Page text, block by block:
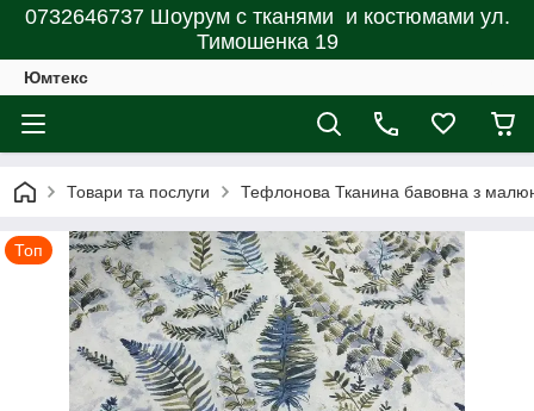
0732646737 Шоурум с тканями и костюмами ул.
Тимошенка 19
Юмтекс
Товари та послуги Тефлонова Тканина бавовна з
Топ